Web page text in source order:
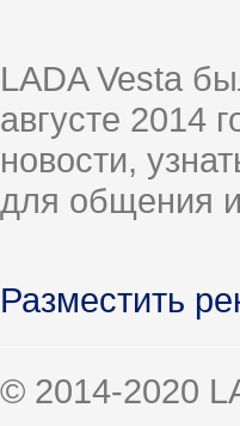
LADA Vesta
августе 2014
новости,
для общения
Разместить
© 2014-2020